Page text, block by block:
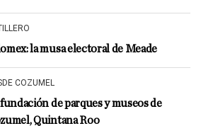
la musa electoral de Meade
COZUMEL
de parques y museos de
Quintana Roo